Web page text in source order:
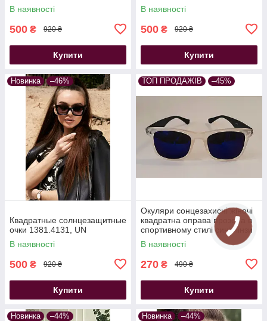
В наявності
500 ₴ 920 ₴
Купити
В наявності
500 ₴ 920 ₴
Купити
Новинка –46%
Квадратные солнцезащитные
очки 1381.4131, UN
В наявності
500 ₴ 920 ₴
Купити
ТОП ПРОДАЖІВ –45%
Окуляри сонцезахисні жіночі
квадратна оправа прозора в
спортивному стилі сині лінзи
В наявності
270 ₴ 490 ₴
Купити
Новинка –44% Новинка –44%